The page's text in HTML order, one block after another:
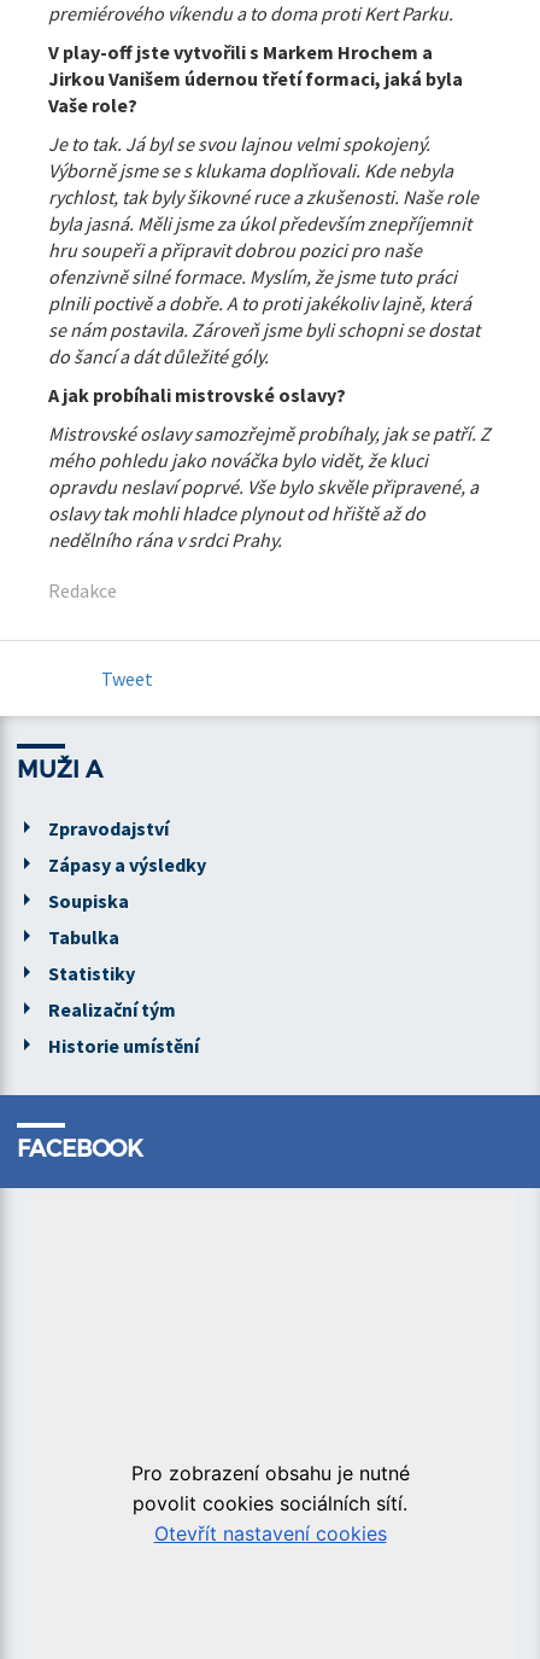
premiérového víkendu a to doma proti Kert Parku.
V play-off jste vytvořili s Markem Hrochem a
Jirkou Vanišem údernou třetí formaci, jaká byla
Vaše role?
Je to tak. Já byl se svou lajnou velmi spokojený.
Výborně jsme se s klukama doplňovali. Kde nebyla
rychlost, tak byly šikovné ruce a zkušenosti. Naše role
byla jasná. Měli jsme za úkol především znepříjemnit
hru soupeři a připravit dobrou pozici pro naše
ofenzivně silné formace. Myslím, že jsme tuto práci
plnili poctivě a dobře. A to proti jakékoliv lajně, která
se nám postavila. Zároveň jsme byli schopni se dostat
do šancí a dát důležité góly.
A jak probíhali mistrovské oslavy?
Mistrovské oslavy samozřejmě probíhaly, jak se patří. Z
mého pohledu jako nováčka bylo vidět, že kluci
opravdu neslaví poprvé. Vše bylo skvěle připravené, a
oslavy tak mohli hladce plynout od hřiště až do
nedělního rána v srdci Prahy.
Redakce
Tweet
MUŽI A
Zpravodajství
Zápasy a výsledky
Soupiska
Tabulka
Statistiky
Realizační tým
Historie umístění
FACEBOOK